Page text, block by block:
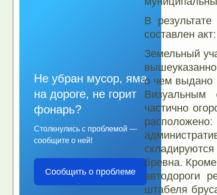
Не убран мусор, яма
на дороге, не горит
фонарь?
Столкнулись с проблемой —
сообщите о ней!
Сообщить о проблеме
В
составлен акт:
Земельный
о чем выдано
Визуальным
частично
бревна. Кроме
автодороги
штабеля